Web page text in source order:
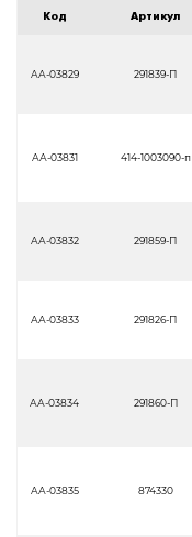
Код Артикул
АА-03829 291839-П
АА-03831 414-1003090-п
АА-03832 291859-П
АА-03833 291826-П
АА-03834 291860-П
АА-03835 874330